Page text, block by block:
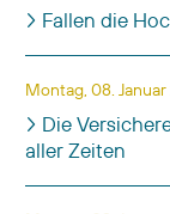
Fallen die
Montag, 08. Januar
Die
aller Zeiten